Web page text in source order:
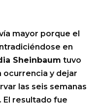
mayor porque el
en
Sheinbaum tuvo
ocurrencia y dejar
las seis semanas
El resultado fue